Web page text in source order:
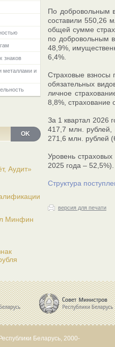
знаков
металлами и
OK
Аудит»
Минфин
По добровольным
составили 550,26
общей сумме
по добровольным
48,9%,
6,4%.
Страховые взносы
обязательных
личное
8,8%, страхование
За 1 квартал 2026
417,7 млн. рублей,
271,6 млн. рублей
Уровень
2025 года – 52,5%).
Структура
версия для печати
Беларусь, 2000-